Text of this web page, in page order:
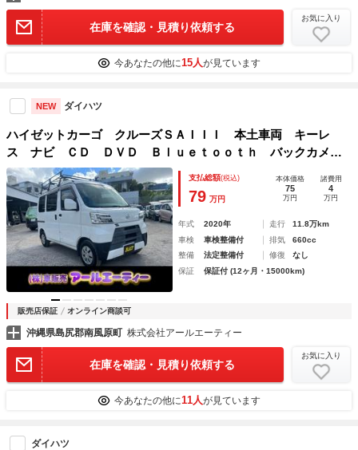
在庫を確認・見積り依頼する
お気に入り
今あなたの他に15人が見ています
NEW ダイハツ
ハイゼットカーゴ クルーズＳＡＩＩＩ 本土車両 キーレ
ス ナビ ＣＤ ＤＶＤ Ｂｌｕｅｔｏｏｔｈ バックカメ
ラ ＥＴＣ エンジンオイル バッテリー フロントワイパー
ゴム交換
支払総額(税込)
79 万円
本体価格
75
万円
諸費用
4
万円
年式 2020年 走行
11.8万km
車検
車検整備付 排気
660cc
整備
法定整備付 修復
なし
保証
保証付 (12ヶ月・15000km)
販売店保証 オンライン商談可
沖縄県島尻郡南風原町 株式会社アールエーティー
在庫を確認・見積り依頼する
お気に入り
今あなたの他に11人が見ています
ダイハツ